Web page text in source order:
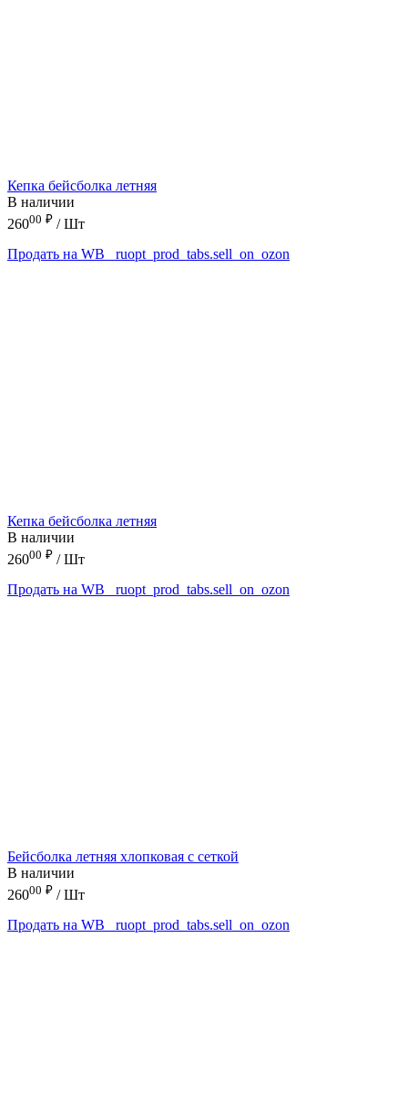
Кепка бейсболка летняя
В наличии
26000 ₽ / Шт
Продать на WB
_ruopt_prod_tabs.sell_on_ozon
Кепка бейсболка летняя
В наличии
26000 ₽ / Шт
Продать на WB
_ruopt_prod_tabs.sell_on_ozon
Бейсболка летняя хлопковая с сеткой
В наличии
26000 ₽ / Шт
Продать на WB
_ruopt_prod_tabs.sell_on_ozon